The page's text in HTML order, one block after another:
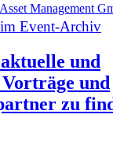
Management
im Event-Archiv
und
und
zu